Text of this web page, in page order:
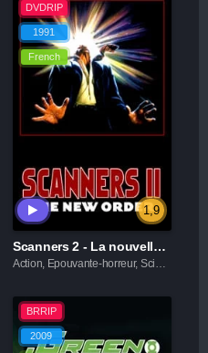
DVDRIP
1991
French
1,9
Scanners 2 - La nouvelle génération
Action, Epouvante-horreur, Science fiction
BRRIP
2009